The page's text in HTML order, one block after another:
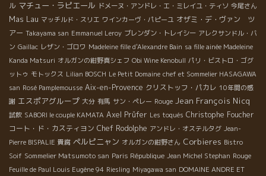
ル マチュー・ラピエール ドメーヌ・アンドレ・エ・ミレイユ・ティソ 今尾さん
Mas Lau マッチルド・スリエ ワインカーヴ・パピーユ オザミ・デ・ヴァン ツ
アー Takayama san Emmanuel Leroy ブレンダン・トレイシー アレクサンドル・バ
ン Gaillac レザン・ゴロワ Madeleine fille d'Alexandre Bain sa fille ainée Madeleine
Kanda Matsuri オルガンの紺野真シェフ Obi Wine Kenobull パリ・ビストロ・ゴグ
ットゥ モトックス Lilian BOSCH Le Petit Domaine chef et Sommelier HASAGAWA
san Rosé Pamplemousse Aix-en-Provence クリストッフ・パカレ 10年間の感
謝 エスポアグループ 大分 有馬 サン・ペレー Rouge Jean François Nicq
試飲 SABORI le couple KAMATA Axel Prüfer Les toqués Christophe Foucher
コート・ド・カスティヨン Chef Rodolphe アンドレ・オステルタグ Jean-
Pierre BISPALIE 貴腐 ペルピニャン オルガンの紺野さん Corbieres Bistro
Soif Sommelier Matsumoto san Paris République Jean Michel Stephan Rouge
Feuille de Paul Louis Eugène 94 Riesling Miyagawa san DOMAINE ANDRE ET